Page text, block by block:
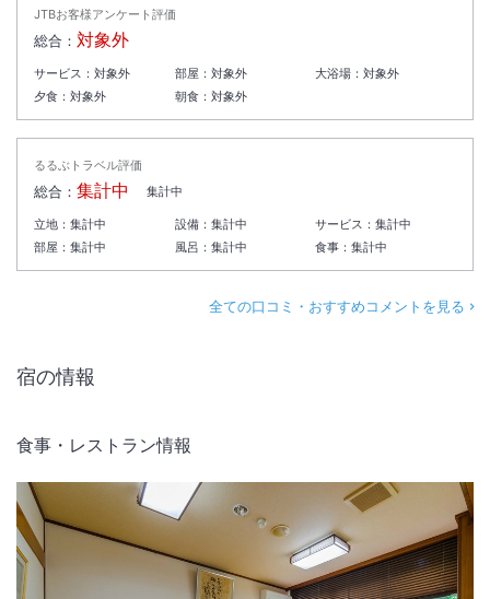
JTBお客様アンケート評価
総合： 対象外
サービス： 対象外 部屋： 対象外 大浴場：対象外
夕食： 対象外 朝食： 対象外
るるぶトラベル評価
総合： 集計中 集計中
立地： 集計中 設備： 集計中 サービス：集計中
部屋： 集計中 風呂： 集計中 食事：集計中
全ての口コミ・おすすめコメントを見る
宿の情報
食事・レストラン情報